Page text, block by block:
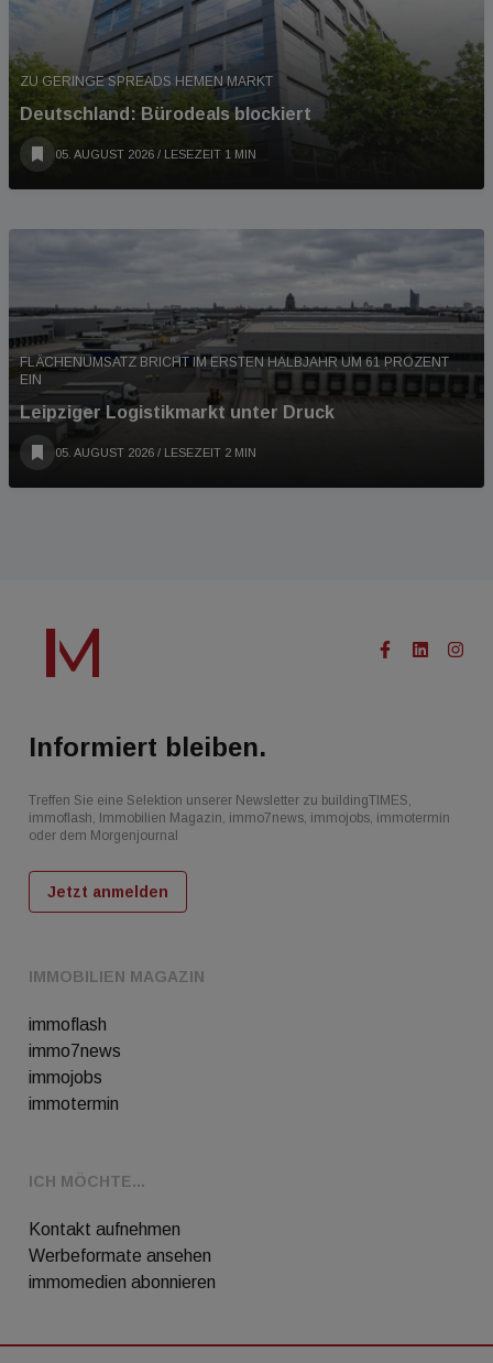
ZU GERINGE SPREADS HEMEN MARKT
Deutschland: Bürodeals blockiert
05. AUGUST 2026 / LESEZEIT 1 MIN
FLÄCHENUMSATZ BRICHT IM ERSTEN HALBJAHR UM 61 PROZENT
EIN
Leipziger Logistikmarkt unter Druck
05. AUGUST 2026 / LESEZEIT 2 MIN
IMMOBILIEN MAGAZIN
immoflash
immo7news
immojobs
immotermin
ICH MÖCHTE...
Kontakt aufnehmen
Werbeformate ansehen
immomedien abonnieren
Informiert bleiben.
Treffen Sie eine Selektion unserer Newsletter zu buildingTIMES,
immoflash, Immobilien Magazin, immo7news, immojobs, immotermin
oder dem Morgenjournal
Jetzt anmelden